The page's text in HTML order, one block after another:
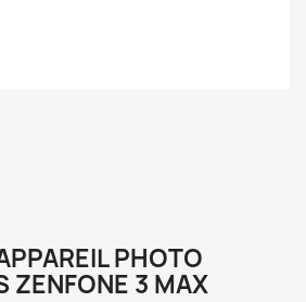
PHOTO
ZENFONE 3 MAX